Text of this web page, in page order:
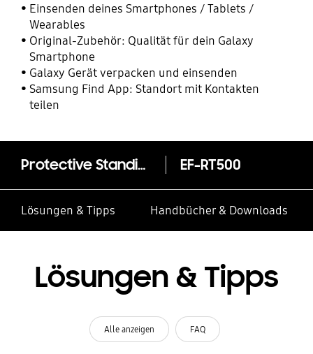
Einsenden deines Smartphones / Tablets /
Wearables
Original-Zubehör: Qualität für dein Galaxy
Smartphone
Galaxy Gerät verpacken und einsenden
Samsung Find App: Standort mit Kontakten
teilen
Protective Standing Cover EF-RT500 für das Galaxy Tab A7 EF-RT500
Lösungen & Tipps Handbücher & Downloads
Lösungen & Tipps
Alle anzeigen FAQ